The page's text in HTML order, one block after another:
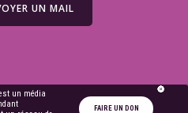
UN MAIL
free using WordPress andKubio
un média
FAIRE UN DON